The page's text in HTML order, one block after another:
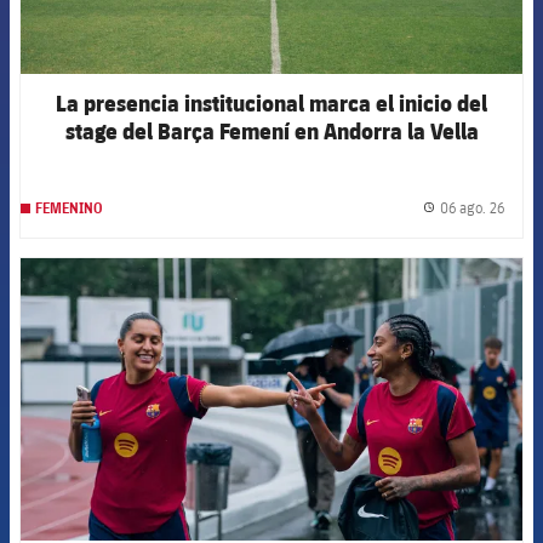
La presencia institucional marca el inicio del
stage del Barça Femení en Andorra la Vella
FEMENINO 06 ago. 26
FCB Barcelona badge